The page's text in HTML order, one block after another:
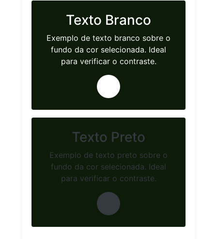
Texto Branco
Exemplo de texto branco sobre o
fundo da cor selecionada. Ideal
para verificar o contraste.
Texto Preto
Exemplo de texto preto sobre o
fundo da cor selecionada. Ideal
para verificar o contraste.